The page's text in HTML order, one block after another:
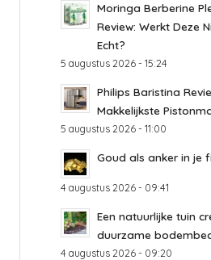
Moringa Berberine
Review: Werkt Deze
Echt?
5 augustus 2026 - 15:24
Philips Baristina
Makkelijkste
5 augustus 2026 - 11:00
Goud als anker in je
4 augustus 2026 - 09:41
Een natuurlijke tuin
duurzame
4 augustus 2026 - 09:20